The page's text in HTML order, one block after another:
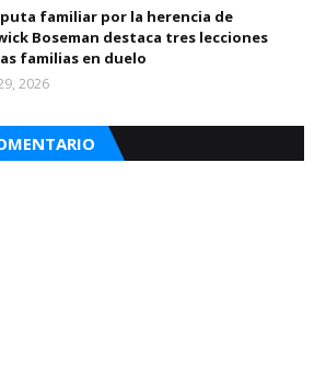
familiar por la herencia de
Boseman destaca tres lecciones
familias en duelo
2026